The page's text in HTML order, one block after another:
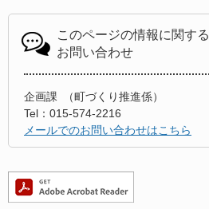
このページの情報に関する
お問い合わせ
企画課
町づくり推進係
Tel：015-574-2216
メールでのお問い合わせはこちら